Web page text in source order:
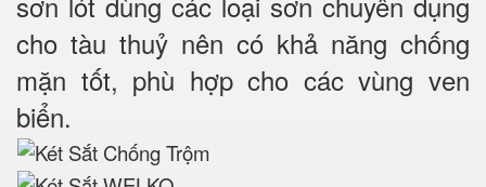
cho tàu thuỷ nên có khả năng chống
mặn tốt, phù hợp cho các vùng ven
biển.